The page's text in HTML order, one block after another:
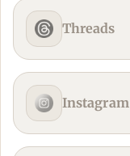
Threads
Instagram